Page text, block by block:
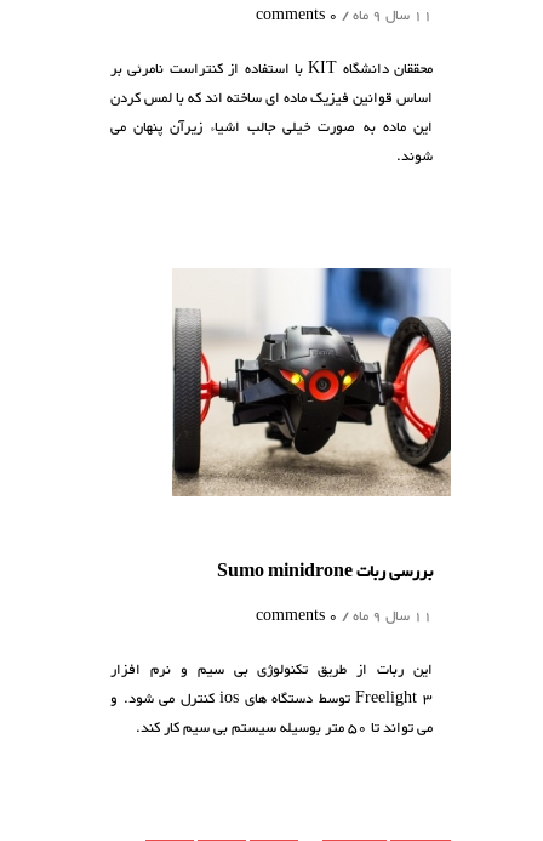
11 سال 9 ماه /
0 comments
محققان دانشگاه KIT با استفاده از کنتراست نامرئی بر
اساس قوانین فیزیک ماده ای ساخته اند که با لمس کردن
این ماده به صورت خیلی جالب اشیاء زیرآن پنهان می
شوند.
بررسی ربات Sumo minidrone
11 سال 9 ماه /
0 comments
این ربات از طریق تکنولوژی بی سیم و نرم افزار
Freelight 3 توسط دستگاه های ios کنترل می شود. و
می تواند تا 50 متر بوسیله سیستم بی سیم کار کند.